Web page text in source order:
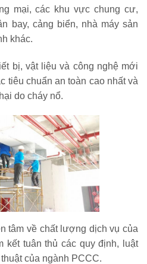
mại, các khu vực chung cư,
bay, cảng biển, nhà máy sản
khác.
bị, vật liệu và công nghệ mới
tiêu chuẩn an toàn cao nhất và
do cháy nổ.
tâm về chất lượng dịch vụ của
kết tuân thủ các quy định, luật
của ngành PCCC.